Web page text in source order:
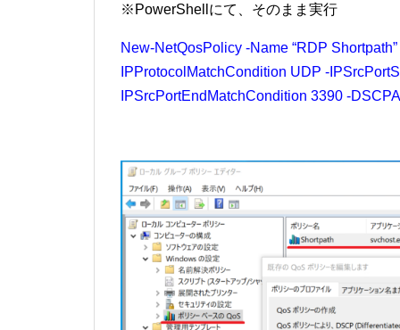
※PowerShellにて、そのまま実行
New-NetQosPolicy -Name “RDP
IPProtocolMatchCondition UDP -
IPSrcPortEndMatchCondition 3390 -